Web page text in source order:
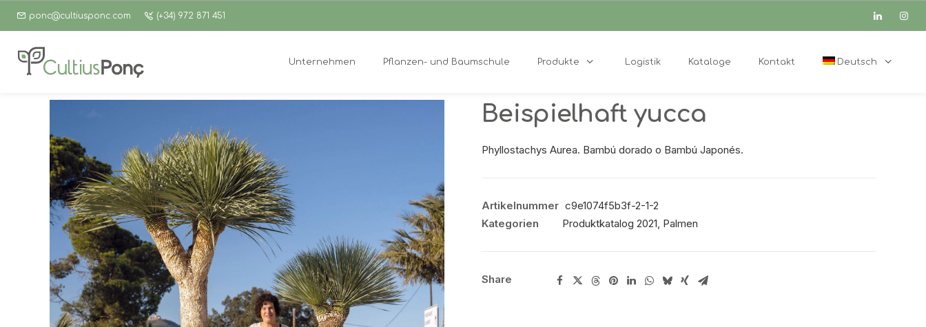
ponc@cultiusponc.com (+34) 972 871 451
Unternehmen Pflanzen- und Baumschule Produkte Logistik Kataloge Kontakt Deutsch
Beispielhaft yucca
Phyllostachys Aurea. Bambú dorado o Bambú Japonés.
Artikelnummer c9e1074f5b3f-2-1-2
Kategorien
Produktkatalog 2021, Palmen
Share